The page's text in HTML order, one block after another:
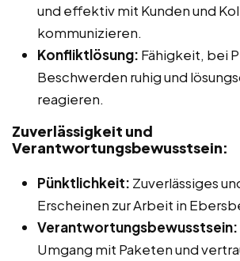
und effektiv mit Kunden und
kommunizieren.
Konfliktlösung: Fähigkeit, bei
Beschwerden ruhig und
reagieren.
Zuverlässigkeit und
Verantwortungsbewusstsein:
Pünktlichkeit: Zuverlässiges
Erscheinen zur Arbeit in
Verantwortungsbewusstsein:
Umgang mit Paketen und